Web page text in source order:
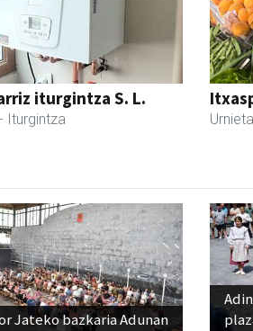
iturgintza S. L.
- Iturgintza Urnieta
Jateko bazkaria Adunan